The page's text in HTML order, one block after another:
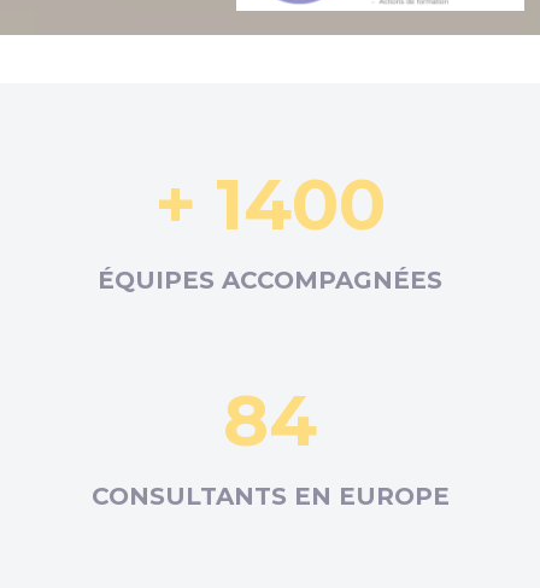
+ 1400
ÉQUIPES ACCOMPAGNÉES
84
CONSULTANTS EN EUROPE